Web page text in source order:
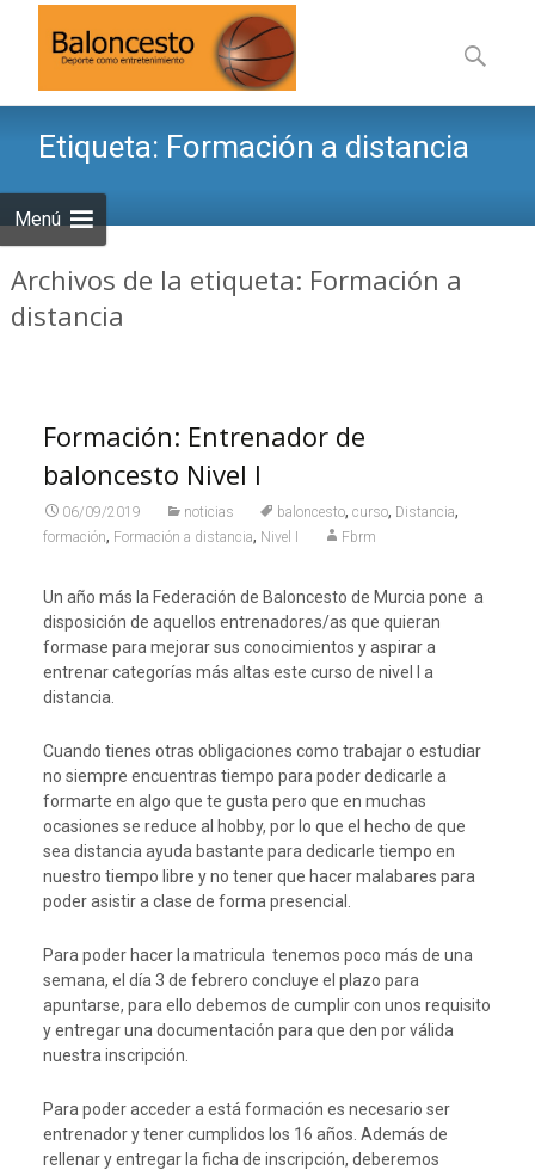
Menú
alBuscar:
Etiqueta: Formación a distancia
Archivos de la etiqueta: Formación a
distancia
Formación: Entrenador de
baloncesto Nivel I
06/09/2019 noticias baloncesto, curso, Distancia,
formación, Formación a distancia, Nivel I Fbrm
Un año más la Federación de Baloncesto de Murcia pone a
disposición de aquellos entrenadores/as que quieran
formase para mejorar sus conocimientos y aspirar a
entrenar categorías más altas este curso de nivel I a
distancia.
Cuando tienes otras obligaciones como trabajar o estudiar
no siempre encuentras tiempo para poder dedicarle a
formarte en algo que te gusta pero que en muchas
ocasiones se reduce al hobby, por lo que el hecho de que
sea distancia ayuda bastante para dedicarle tiempo en
nuestro tiempo libre y no tener que hacer malabares para
poder asistir a clase de forma presencial.
Para poder hacer la matricula tenemos poco más de una
semana, el día 3 de febrero concluye el plazo para
apuntarse, para ello debemos de cumplir con unos requisito
y entregar una documentación para que den por válida
nuestra inscripción.
Para poder acceder a está formación es necesario ser
entrenador y tener cumplidos los 16 años. Además de
rellenar y entregar la ficha de inscripción, deberemos